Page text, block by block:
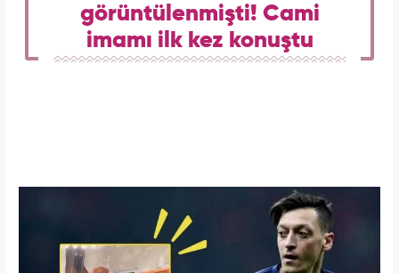
görüntülenmişti! Cami
imamı ilk kez konuştu